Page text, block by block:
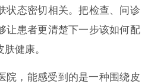
状态密切相关。把检查、问诊
让患者更清楚下一步该如何配
健康。
院，能感受到的是一种围绕皮